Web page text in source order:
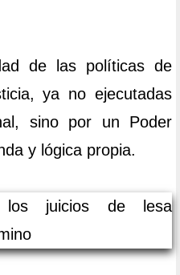
de las políticas de
ya no ejecutadas
sino por un Poder
y lógica propia.